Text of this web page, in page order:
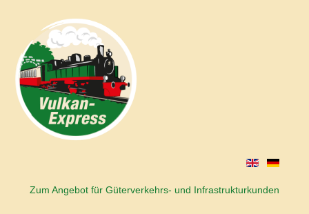
Zum Angebot für Güterverkehrs- und Infrastrukturkunden